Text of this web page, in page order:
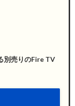
別売りのFire TV